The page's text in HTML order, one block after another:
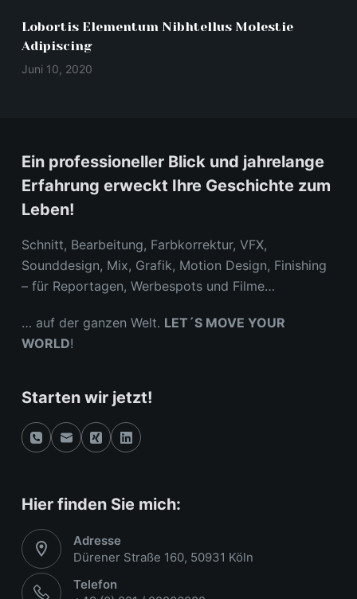
Lobortis Elementum Nibhtellus Molestie
Adipiscing
Juni 10, 2020
Ein professioneller Blick und jahrelange
Erfahrung erweckt Ihre Geschichte zum
Leben!
Schnitt, Bearbeitung, Farbkorrektur, VFX,
Sounddesign, Mix, Grafik, Motion Design, Finishing
– für Reportagen, Werbespots und Filme…
… auf der ganzen Welt. LET´S MOVE YOUR
WORLD!
Starten wir jetzt!
Hier finden Sie mich:
Adresse
Dürener Straße 160, 50931 Köln
Telefon